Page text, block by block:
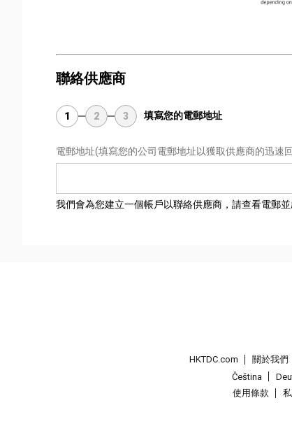
聯絡供應商
1 2 3 填寫您的電郵地址
電郵地址(填寫您的公司電郵地址以獲取供應商的迅速
我們會為您建立一個帳戶以聯絡供應商，請查看電郵並
HKTDC.com 關於我們
Čeština
使用條款